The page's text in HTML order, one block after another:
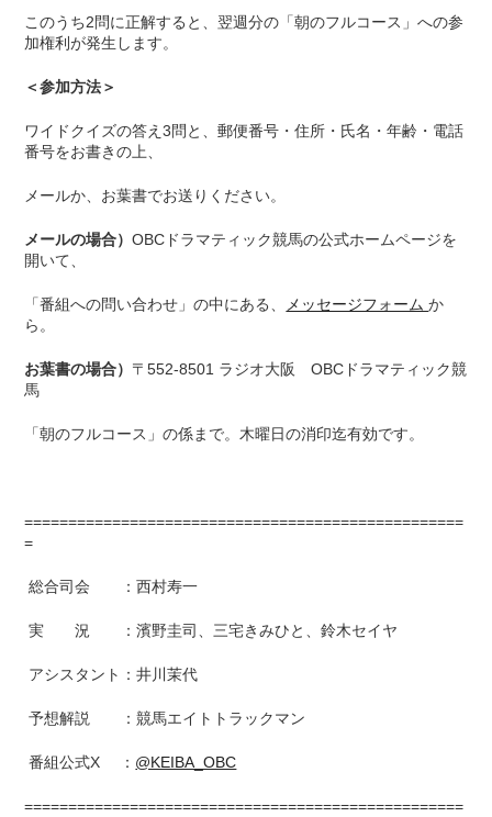
このうち2問に正解すると、翌週分の「朝のフルコース」への参
加権利が発生します。
＜参加方法＞
ワイドクイズの答え3問と、郵便番号・住所・氏名・年齢・電話
番号をお書きの上、
メールか、お葉書でお送りください。
メールの場合）OBCドラマティック競馬の公式ホームページを
開いて、
「番組への問い合わせ」の中にある、 メッセージフォームか
ら。
お葉書の場合） 〒552-8501 ラジオ大阪 OBCドラマティック競
馬
「朝のフルコース」の係まで。木曜日の消印迄有効です。
==================================================
=
総合司会 ：西村寿一
実 況 ：濱野圭司、三宅きみひと、鈴木セイヤ
アシスタント：井川茉代
予想解説 ：競馬エイトトラックマン
番組公式X ： @KEIBA_OBC
==================================================